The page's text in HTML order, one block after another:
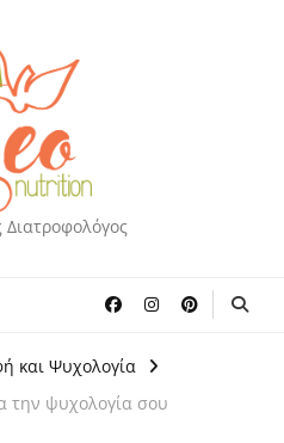
Διατροφολόγος
και Ψυχολογία
την ψυχολογία σου